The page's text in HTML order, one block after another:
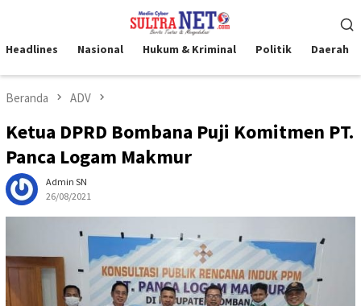
kontenMobile
Headlines Nasional Hukum & Kriminal Politik Daerah
Beranda ADV
Ketua DPRD Bombana Puji Komitmen PT.
Panca Logam Makmur
Admin SN
26/08/2021